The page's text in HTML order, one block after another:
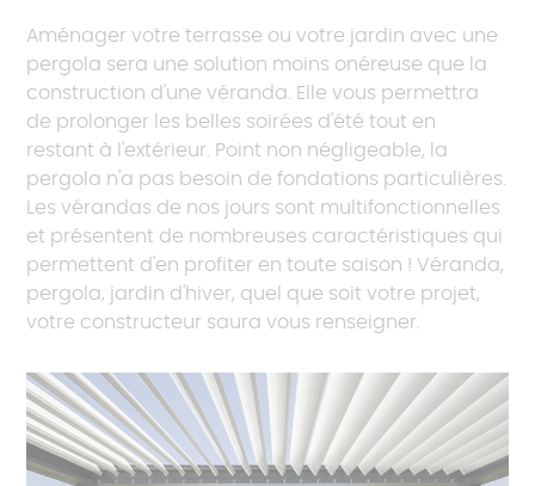
Aménager votre terrasse ou votre jardin avec une
pergola sera une solution moins onéreuse que la
construction d'une véranda. Elle vous permettra
de prolonger les belles soirées d'été tout en
restant à l'extérieur. Point non négligeable, la
pergola n'a pas besoin de fondations particulières.
Les vérandas de nos jours sont multifonctionnelles
et présentent de nombreuses caractéristiques qui
permettent d'en profiter en toute saison ! Véranda,
pergola, jardin d'hiver, quel que soit votre projet,
votre constructeur saura vous renseigner.